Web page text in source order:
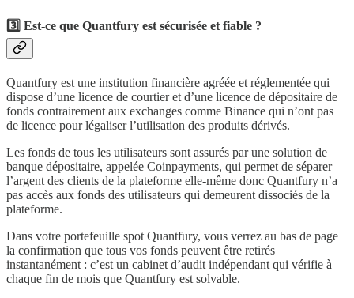
3️⃣ Est-ce que Quantfury est sécurisée et fiable ?
Quantfury est une institution financière agréée et réglementée qui
dispose d’une licence de courtier et d’une licence de dépositaire de
fonds contrairement aux exchanges comme Binance qui n’ont pas
de licence pour légaliser l’utilisation des produits dérivés.
Les fonds de tous les utilisateurs sont assurés par une solution de
banque dépositaire, appelée Coinpayments, qui permet de séparer
l’argent des clients de la plateforme elle-même donc Quantfury n’a
pas accès aux fonds des utilisateurs qui demeurent dissociés de la
plateforme.
Dans votre portefeuille spot Quantfury, vous verrez au bas de page
la confirmation que tous vos fonds peuvent être retirés
instantanément : c’est un cabinet d’audit indépendant qui vérifie à
chaque fin de mois que Quantfury est solvable.